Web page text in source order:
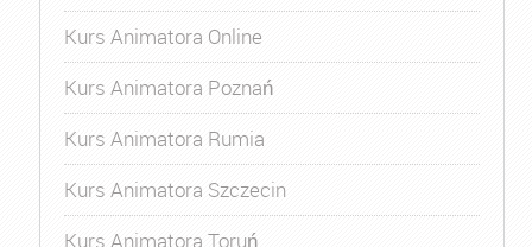
Kurs Animatora Online
Kurs Animatora Poznań
Kurs Animatora Rumia
Kurs Animatora Szczecin
Kurs Animatora Toruń